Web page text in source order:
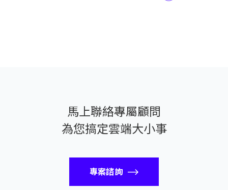
馬上聯絡專屬顧問
為您搞定雲端大小事
專案諮詢